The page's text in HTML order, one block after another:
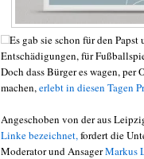
Es gab sie schon für den
Entschädigungen, für
Doch dass Bürger es wagen,
machen, erlebt in diesen Tagen
Angeschoben von der aus
Linke bezeichnet, fordert die
Moderator und AnsagerMarkus